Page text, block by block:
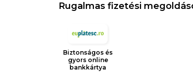
Rugalmas fizetési
Biztonságos és
gyors online
bankkártya